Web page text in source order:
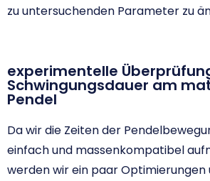
zu untersuchenden Parameter zu
experimentelle
Schwingungsdauer am
Pendel
Da wir die Zeiten der
einfach und massenkompatibel
werden wir ein paar Optimierungen